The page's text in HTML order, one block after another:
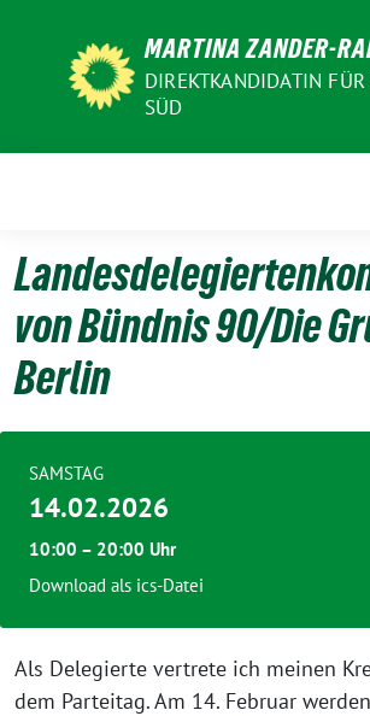
MARTINA ZANDER-
DIREKTKANDIDATIN FÜR
SÜD
von Bündnis 90/Die
Berlin
Als Delegierte vertrete ich meinen
dem Parteitag. Am 14. Februar
SAMSTAG
14.02.2026
10:00 – 20:00 Uhr
Download als ics-Datei